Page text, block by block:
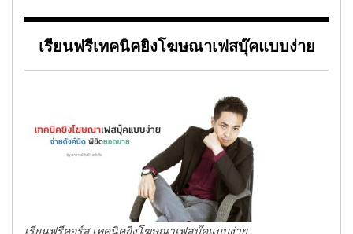
เรียนฟรีเทคนิคยิงโฆษณาเฟสบุ๊คแบบง่าย
เรียนฟรีคอร์ส เทคนิคยิงโฆษณาเฟสบุ๊คแบบง่าย